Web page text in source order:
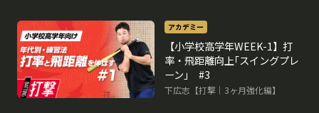
アカデミー
【小学校高学年WEEK-1】打
率・飛距離向上｢スイングプレ
ーン｣ #3
下広志【打撃｜3ヶ月強化編】